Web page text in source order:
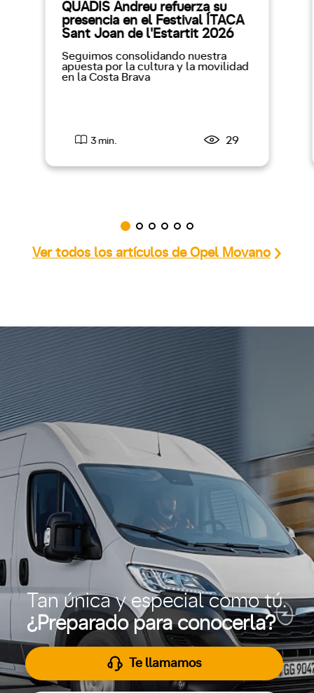
QUADIS Andreu refuerza su
presencia en el Festival ÍTACA
Sant Joan de l'Estartit 2026
Seguimos consolidando nuestra
apuesta por la cultura y la movilidad
en la Costa Brava
3 min. 29
Ver todos los artículos de Opel Movano
Tan única y especial como tú.
¿Preparado para conocerla?
Te llamamos